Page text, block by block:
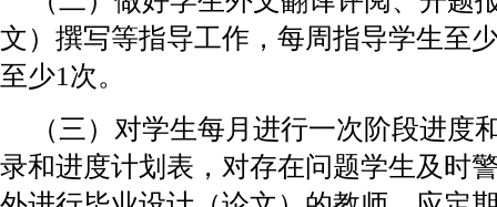
文）撰写等指导工作，每周指导学生至
至少1次。
（三）对学生每月进行一次阶段进度
录和进度计划表，对存在问题学生及时